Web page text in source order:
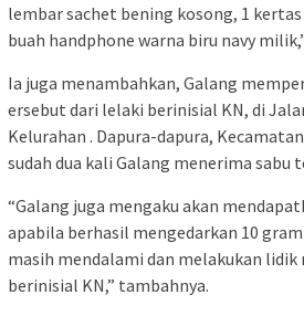
lembar sachet bening kosong, 1
buah handphone warna biru navy
Ia juga menambahkan, Galang
ersebut dari lelaki berinisial KN, di
Kelurahan . Dapura-dapura,
sudah dua kali Galang menerima sabu
“Galang juga mengaku akan
apabila berhasil mengedarkan 10
masih mendalami dan melakukan lidik
berinisial KN,” tambahnya.